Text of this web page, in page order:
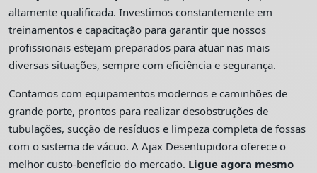
altamente qualificada. Investimos constantemente em
treinamentos e capacitação para garantir que nossos
profissionais estejam preparados para atuar nas mais
diversas situações, sempre com eficiência e segurança.
Contamos com equipamentos modernos e caminhões de
grande porte, prontos para realizar desobstruções de
tubulações, sucção de resíduos e limpeza completa de fossas
com o sistema de vácuo. A Ajax Desentupidora oferece o
melhor custo-benefício do mercado. Ligue agora mesmo